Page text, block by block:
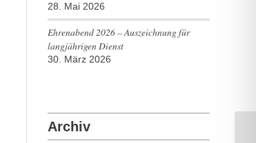
28. Mai 2026
Ehrenabend 2026 – Auszeichnung für
langjährigen Dienst
30. März 2026
Archiv